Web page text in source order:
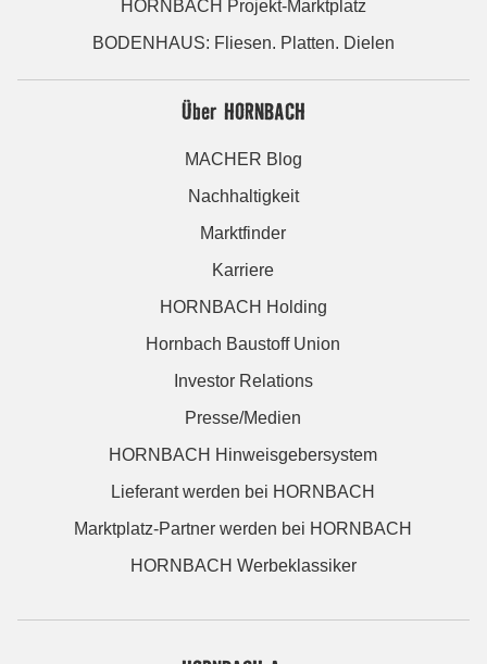
HORNBACH Projekt-Marktplatz
BODENHAUS: Fliesen. Platten. Dielen
Über HORNBACH
MACHER Blog
Nachhaltigkeit
Marktfinder
Karriere
HORNBACH Holding
Hornbach Baustoff Union
Investor Relations
Presse/Medien
HORNBACH Hinweisgebersystem
Lieferant werden bei HORNBACH
Marktplatz-Partner werden bei HORNBACH
HORNBACH Werbeklassiker